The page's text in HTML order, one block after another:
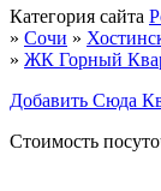
Категория сайта
» Сочи »
» ЖК Горный
Добавить Сюда
Стоимость